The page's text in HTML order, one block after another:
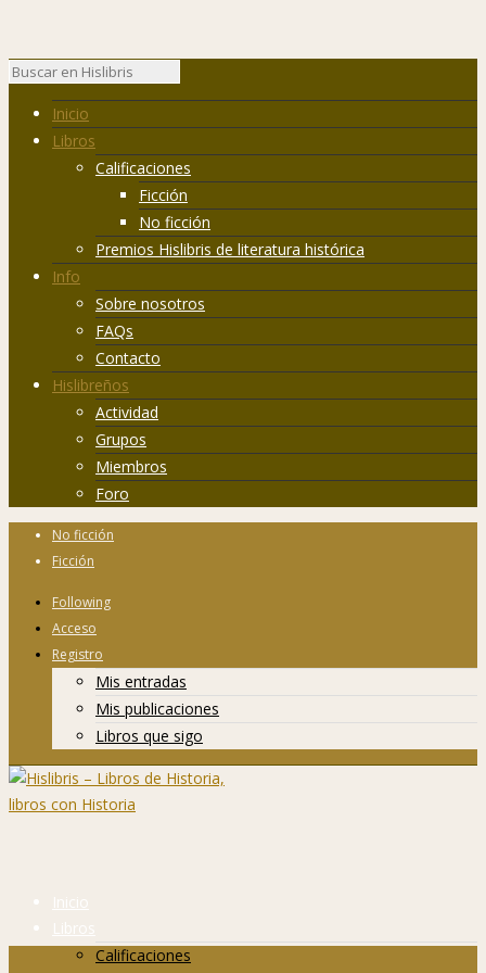
Inicio
Libros
Calificaciones
Ficción
No ficción
Premios Hislibris de literatura histórica
Info
Sobre nosotros
FAQs
Contacto
Hislibreños
Actividad
Grupos
Miembros
Foro
No ficción
Ficción
Following
Acceso
Registro
Mis entradas
Mis publicaciones
Libros que sigo
Inicio
Libros
Calificaciones